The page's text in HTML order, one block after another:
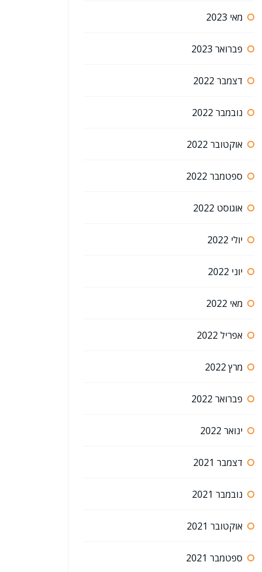
מאי 2023
פברואר 2023
דצמבר 2022
נובמבר 2022
אוקטובר 2022
ספטמבר 2022
אוגוסט 2022
יולי 2022
יוני 2022
מאי 2022
אפריל 2022
מרץ 2022
פברואר 2022
ינואר 2022
דצמבר 2021
נובמבר 2021
אוקטובר 2021
ספטמבר 2021